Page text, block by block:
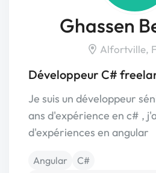
Ghassen
Alfortville,
Développeur C#
Je suis un développeur
ans d'expérience en c# ,
d'expériences en angular
Angular C#